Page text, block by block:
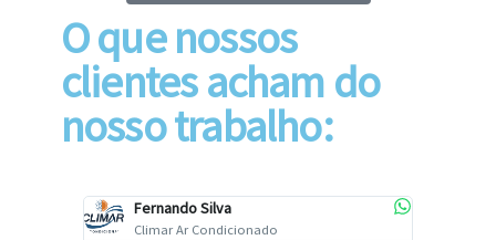
O que nossos
clientes acham do
nosso trabalho:
Fernando Silva
Climar Ar Condicionado